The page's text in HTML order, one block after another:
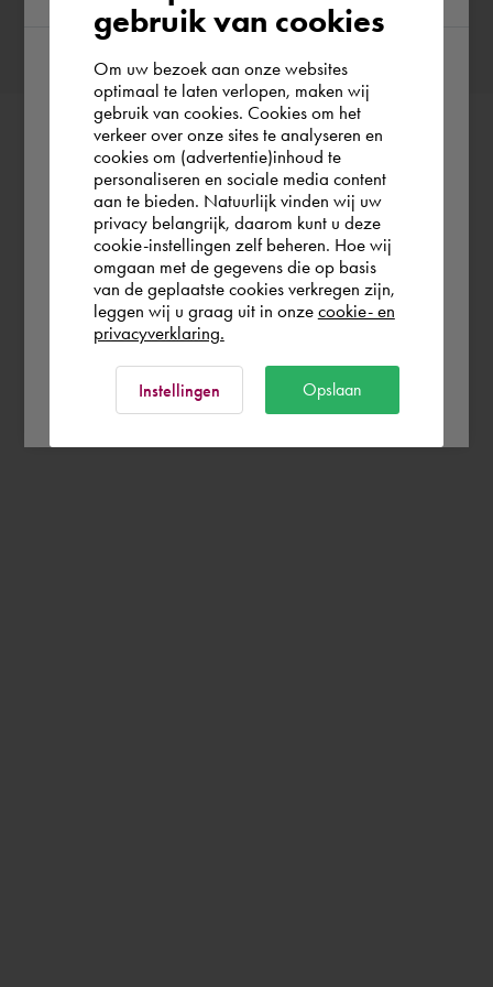
According to us you are situated in Rest of
the world. Please confirm in which country
you wish to shop.
Europe (other)
Rest of the world
gebruik van cookies
Om uw bezoek aan onze websites
optimaal te laten verlopen, maken wij
gebruik van cookies. Cookies om het
verkeer over onze sites te analyseren en
cookies om (advertentie)inhoud te
personaliseren en sociale media content
aan te bieden. Natuurlijk vinden wij uw
privacy belangrijk, daarom kunt u deze
cookie-instellingen zelf beheren. Hoe wij
omgaan met de gegevens die op basis
van de geplaatste cookies verkregen zijn,
leggen wij u graag uit in onze cookie- en
privacyverklaring.
Instellingen Opslaan